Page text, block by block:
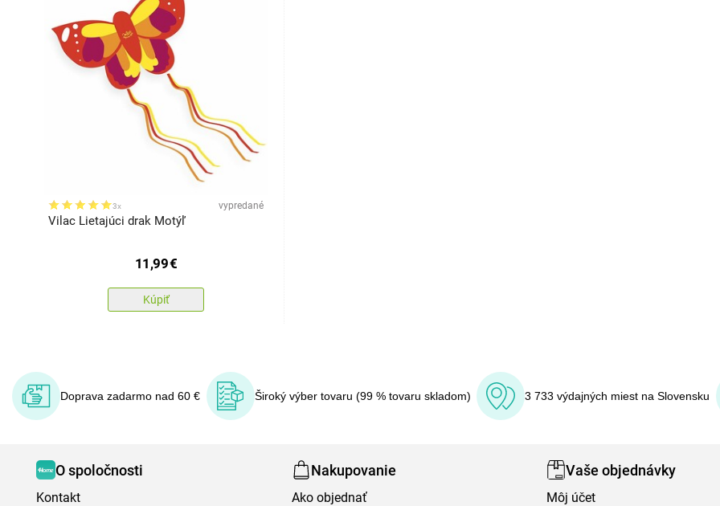
3x vypredané
Vilac Lietajúci drak Motýľ
11,99€
Kúpiť
Doprava zadarmo nad 60 € Široký výber tovaru (99 % tovaru skladom) 3 733 výdajných miest na Slovensku
O spoločnosti
Kontakt
Nakupovanie
Ako objednať
Vaše objednávky
Môj účet